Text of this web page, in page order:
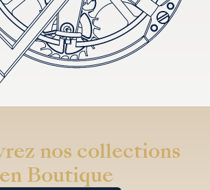
nos collections
en Boutique